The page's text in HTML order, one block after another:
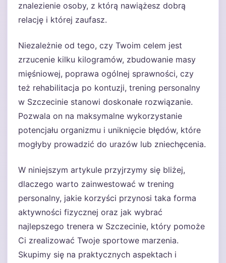
znalezienie osoby, z którą nawiążesz dobrą
relację i której zaufasz.
Niezależnie od tego, czy Twoim celem jest
zrzucenie kilku kilogramów, zbudowanie masy
mięśniowej, poprawa ogólnej sprawności, czy
też rehabilitacja po kontuzji, trening personalny
w Szczecinie stanowi doskonałe rozwiązanie.
Pozwala on na maksymalne wykorzystanie
potencjału organizmu i uniknięcie błędów, które
mogłyby prowadzić do urazów lub zniechęcenia.
W niniejszym artykule przyjrzymy się bliżej,
dlaczego warto zainwestować w trening
personalny, jakie korzyści przynosi taka forma
aktywności fizycznej oraz jak wybrać
najlepszego trenera w Szczecinie, który pomoże
Ci zrealizować Twoje sportowe marzenia.
Skupimy się na praktycznych aspektach i